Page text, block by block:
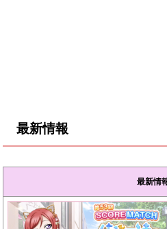
最新情報
最新情